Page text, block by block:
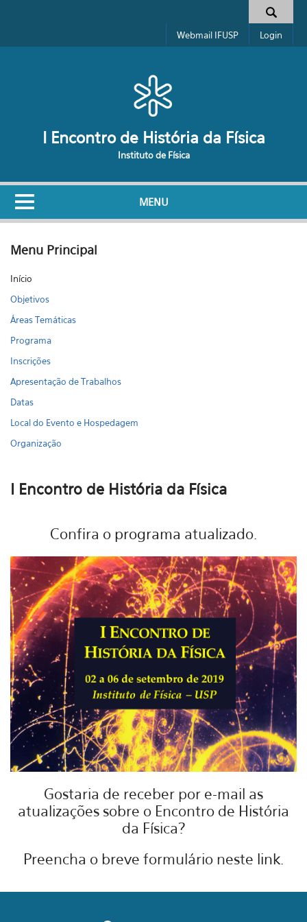
Formulário de busca
Webmail IFUSP Login
I Encontro de História da Física
Instituto de Física
MENU
Menu Principal
Início
Objetivos
Áreas Temáticas
Programa
Inscrições
Apresentação de Trabalhos
Datas
Local do Evento e Hospedagem
Organização
I Encontro de História da Física
Confira o programa atualizado.
Gostaria de receber por e-mail as
atualizações sobre o Encontro de História
da Física?
Preencha o breve formulário neste link